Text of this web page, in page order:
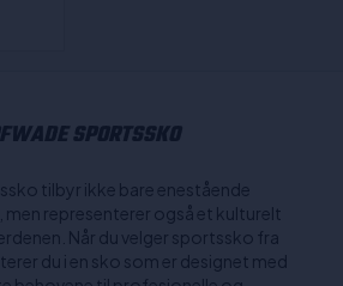
SPORTSSKO
tilbyr ikke bare enestående
representerer også et kulturelt
Når du velger sportssko fra
du i en sko som er designet med